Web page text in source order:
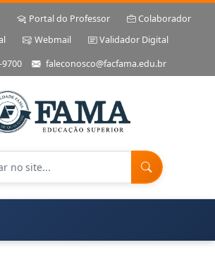
Portal do Professor
Colaborador
Webmail
Validador Digital
9700
faleconosco@facfama.edu.br